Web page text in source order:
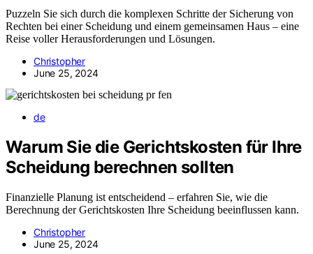
Puzzeln Sie sich durch die komplexen Schritte der Sicherung von
Rechten bei einer Scheidung und einem gemeinsamen Haus – eine
Reise voller Herausforderungen und Lösungen.
Christopher
June 25, 2024
de
Warum Sie die Gerichtskosten für Ihre
Scheidung berechnen sollten
Finanzielle Planung ist entscheidend – erfahren Sie, wie die
Berechnung der Gerichtskosten Ihre Scheidung beeinflussen kann.
Christopher
June 25, 2024